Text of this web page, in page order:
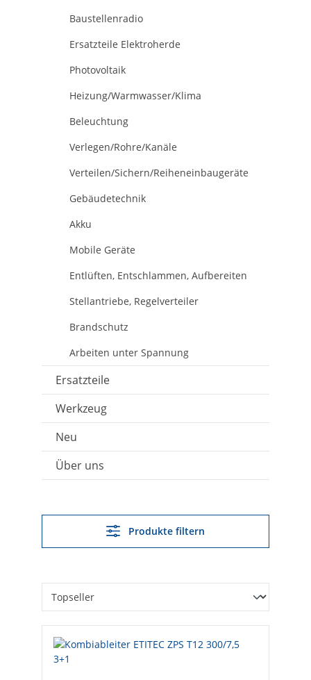
Baustellenradio
Ersatzteile Elektroherde
Photovoltaik
Heizung/Warmwasser/Klima
Beleuchtung
Verlegen/Rohre/Kanäle
Verteilen/Sichern/Reiheneinbaugeräte
Gebäudetechnik
Akku
Mobile Geräte
Entlüften, Entschlammen, Aufbereiten
Stellantriebe, Regelverteiler
Brandschutz
Arbeiten unter Spannung
Ersatzteile
Werkzeug
Neu
Über uns
Produkte filtern